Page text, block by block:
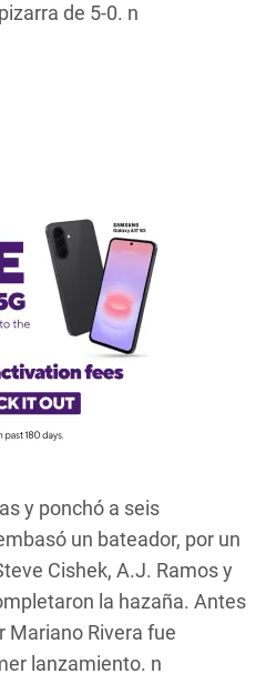
de 5-0. n
y ponchó a seis
un bateador, por un
Cishek, A.J. Ramos y
la hazaña. Antes
Mariano Rivera fue
lanzamiento. n